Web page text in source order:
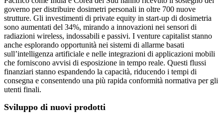
governo per distribuire dosimetri personali in oltre 700 nuove
strutture. Gli investimenti di private equity in start-up di dosimetria
sono aumentati del 34%, mirando a innovazioni nei sensori di
radiazioni wireless, indossabili e passivi. I venture capitalist stanno
anche esplorando opportunità nei sistemi di allarme basati
sull’intelligenza artificiale e nelle integrazioni di applicazioni mobili
che forniscono avvisi di esposizione in tempo reale. Questi flussi
finanziari stanno espandendo la capacità, riducendo i tempi di
consegna e consentendo una più rapida conformità normativa per gli
utenti finali.
Sviluppo di nuovi prodotti